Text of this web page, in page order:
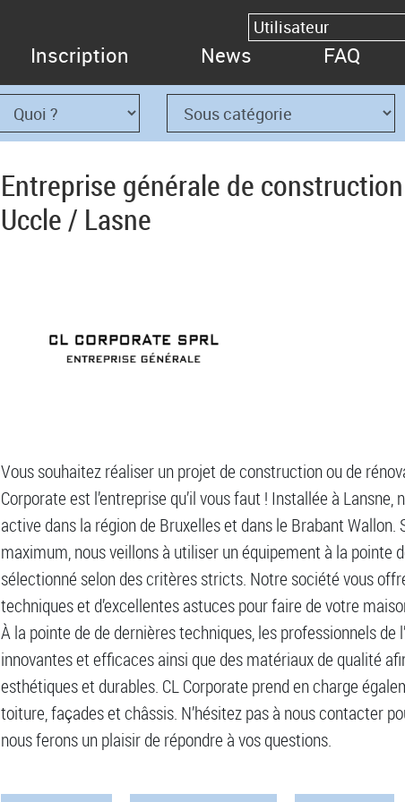
Inscription News FAQ
Entreprise générale de
Uccle / Lasne
Vous souhaitez réaliser un projet de construction ou de
Corporate est l’entreprise qu’il vous faut ! Installée à
active dans la région de Bruxelles et dans le Brabant
maximum, nous veillons à utiliser un équipement à la pointe
sélectionné selon des critères stricts. Notre société vous
techniques et d’excellentes astuces pour faire de votre
À la pointe de de dernières techniques, les professionnels de
innovantes et efficaces ainsi que des matériaux de qualité
esthétiques et durables. CL Corporate prend en charge
toiture, façades et châssis. N’hésitez pas à nous contacter
nous ferons un plaisir de répondre à vos questions.